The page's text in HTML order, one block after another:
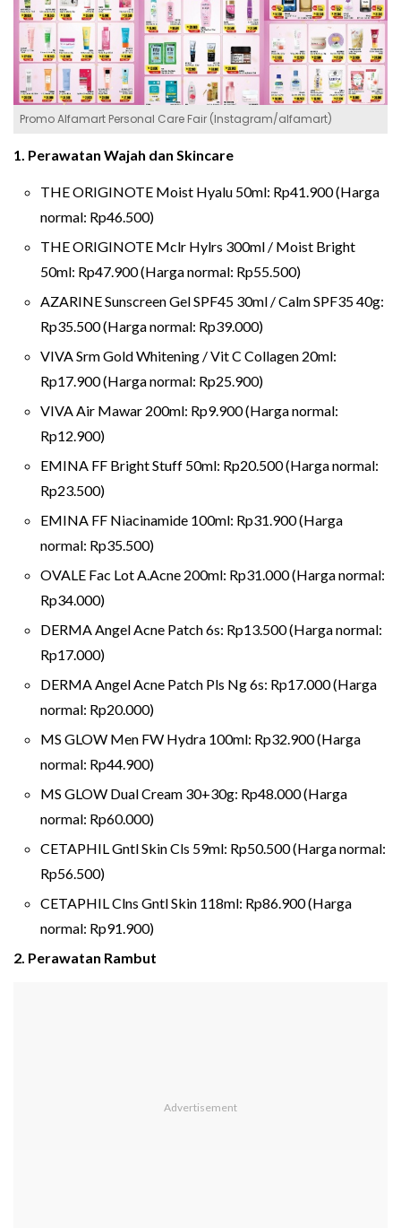
Promo Alfamart Personal Care Fair (Instagram/alfamart)
1. Perawatan Wajah dan Skincare
THE ORIGINOTE Moist Hyalu 50ml: Rp41.900 (Harga
normal: Rp46.500)
THE ORIGINOTE Mclr Hylrs 300ml / Moist Bright
50ml: Rp47.900 (Harga normal: Rp55.500)
AZARINE Sunscreen Gel SPF45 30ml / Calm SPF35 40g:
Rp35.500 (Harga normal: Rp39.000)
VIVA Srm Gold Whitening / Vit C Collagen 20ml:
Rp17.900 (Harga normal: Rp25.900)
VIVA Air Mawar 200ml: Rp9.900 (Harga normal:
Rp12.900)
EMINA FF Bright Stuff 50ml: Rp20.500 (Harga normal:
Rp23.500)
EMINA FF Niacinamide 100ml: Rp31.900 (Harga
normal: Rp35.500)
OVALE Fac Lot A.Acne 200ml: Rp31.000 (Harga normal:
Rp34.000)
DERMA Angel Acne Patch 6s: Rp13.500 (Harga normal:
Rp17.000)
DERMA Angel Acne Patch Pls Ng 6s: Rp17.000 (Harga
normal: Rp20.000)
MS GLOW Men FW Hydra 100ml: Rp32.900 (Harga
normal: Rp44.900)
MS GLOW Dual Cream 30+30g: Rp48.000 (Harga
normal: Rp60.000)
CETAPHIL Gntl Skin Cls 59ml: Rp50.500 (Harga normal:
Rp56.500)
CETAPHIL Clns Gntl Skin 118ml: Rp86.900 (Harga
normal: Rp91.900)
2. Perawatan Rambut